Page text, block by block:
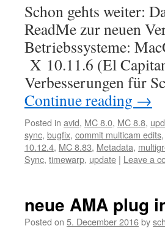
Schon gehts weiter:
ReadMe zur neuen
Betriebssysteme:
X 10.11.6 (El
Verbesserungen für
Continue reading →
Posted in avid, MC 8.0, MC 8.8,
sync, bugfix, commit multicam edits,
10.12.4, MC 8.83, Metadata,
Sync, timewarp, update | Leave a
neue AMA plug
Posted on 5. December 2016by